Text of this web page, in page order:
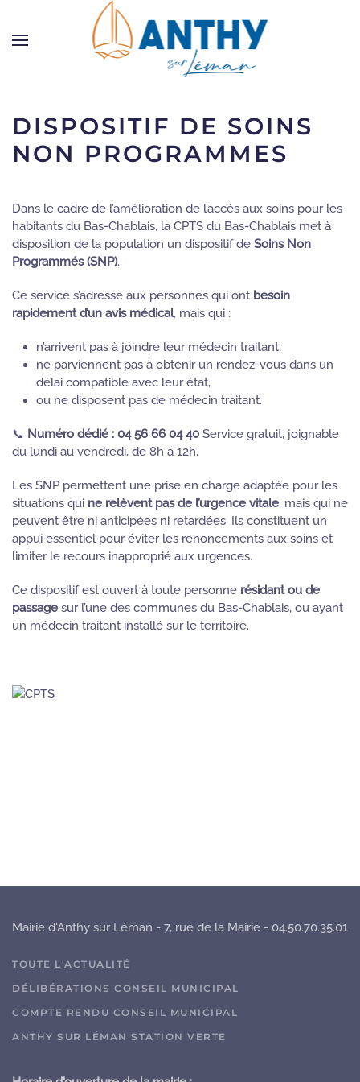
Skip to main content
DISPOSITIF DE SOINS
NON PROGRAMMES
Dans le cadre de l’amélioration de l’accès aux soins pour les
habitants du Bas-Chablais, la CPTS du Bas-Chablais met à
disposition de la population un dispositif de Soins Non
Programmés (SNP).
Ce service s’adresse aux personnes qui ont besoin
rapidement d’un avis médical, mais qui :
n’arrivent pas à joindre leur médecin traitant,
ne parviennent pas à obtenir un rendez-vous dans un
délai compatible avec leur état,
ou ne disposent pas de médecin traitant.
📞 Numéro dédié : 04 56 66 04 40 Service gratuit, joignable
du lundi au vendredi, de 8h à 12h.
Les SNP permettent une prise en charge adaptée pour les
situations qui ne relèvent pas de l’urgence vitale, mais qui ne
peuvent être ni anticipées ni retardées. Ils constituent un
appui essentiel pour éviter les renoncements aux soins et
limiter le recours inapproprié aux urgences.
Ce dispositif est ouvert à toute personne résidant ou de
passage sur l’une des communes du Bas-Chablais, ou ayant
un médecin traitant installé sur le territoire.
Mairie d'Anthy sur Léman - 7, rue de la Mairie - 04.50.70.35.01
TOUTE L'ACTUALITÉ
DÉLIBÉRATIONS CONSEIL MUNICIPAL
COMPTE RENDU CONSEIL MUNICIPAL
ANTHY SUR LÉMAN STATION VERTE